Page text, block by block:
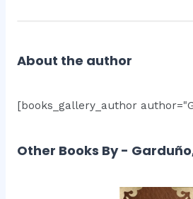
About the author
[books_gallery_author
Other Books By -